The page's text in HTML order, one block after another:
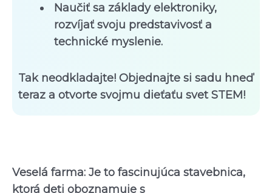
Naučiť sa základy elektroniky,
rozvíjať svoju predstavivosť a
technické myslenie.
Tak neodkladajte! Objednajte si sadu hneď
teraz a otvorte svojmu dieťaťu svet STEM!
Veselá farma: Je to fascinujúca stavebnica,
ktorá deti oboznamuje s